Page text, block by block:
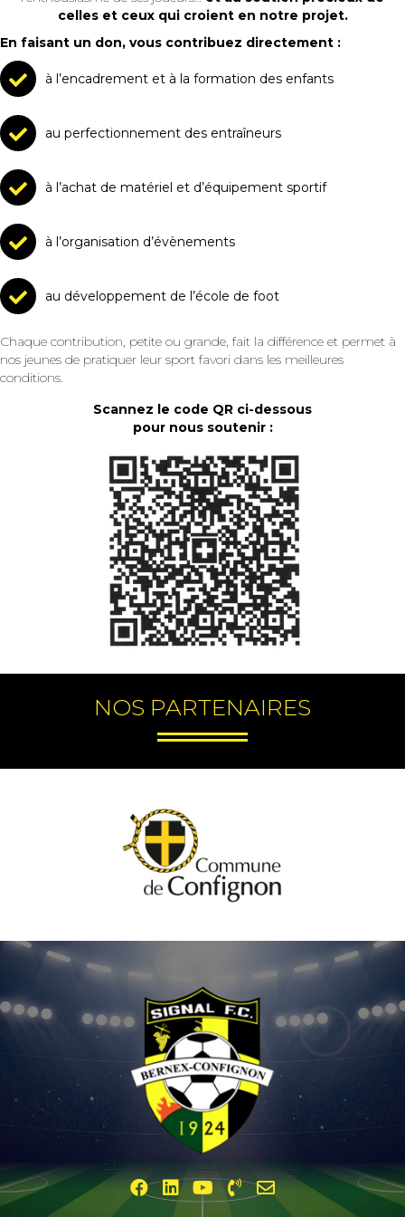
celles et ceux qui croient en notre projet.
En faisant un don, vous contribuez directement :
à l’encadrement et à la formation des enfants
au perfectionnement des entraîneurs
à l’achat de matériel et d’équipement sportif
à l’organisation d’évènements
au développement de l’école de foot
Chaque contribution, petite ou grande, fait la différence et permet à
nos jeunes de pratiquer leur sport favori dans les meilleures
conditions.
Scannez le code QR ci-dessous
pour nous soutenir :
NOS PARTENAIRES
Chemin du Signal 2, 1233 Bernex